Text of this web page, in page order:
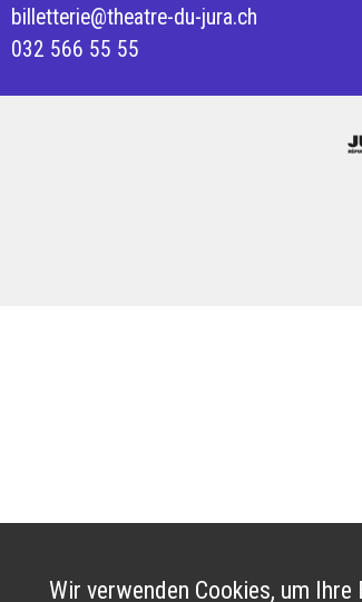
billetterie@theatre-du-jura.ch
032 566 55 55
Wir verwenden Cookies, um